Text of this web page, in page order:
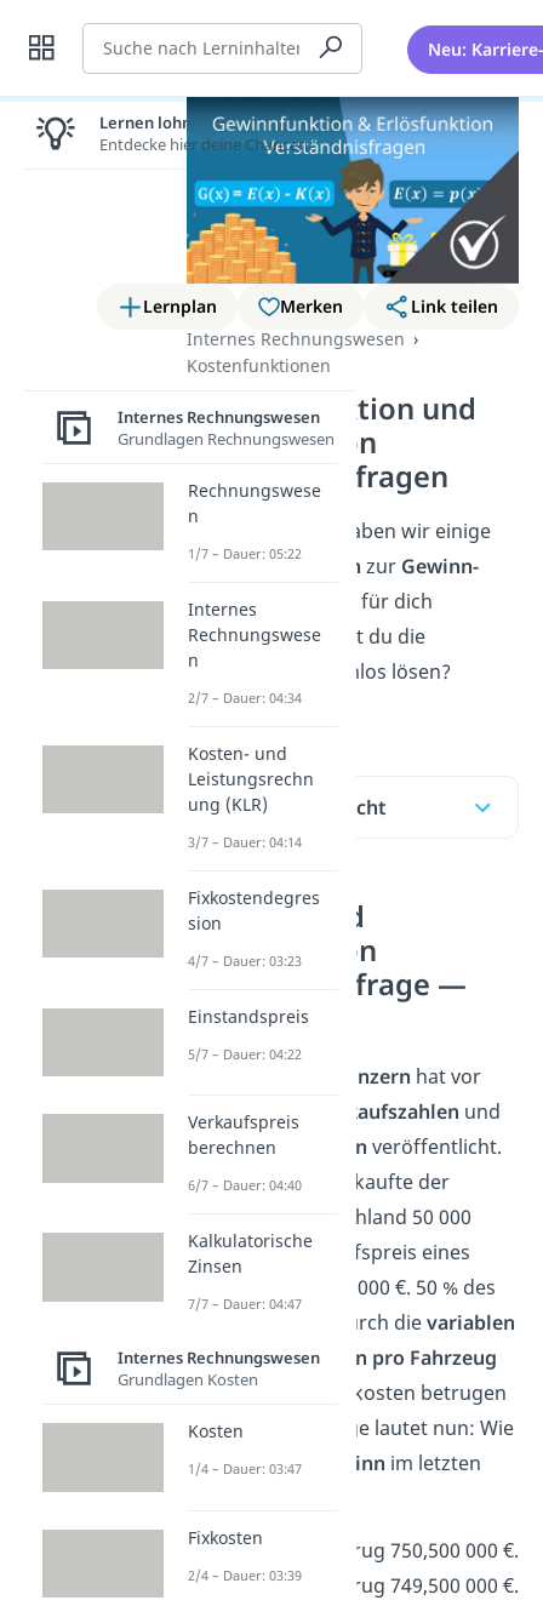
Suche Neu:
Lernplan Merken
Link teilen
Internes Rechnungswesen
Kostenfunktionen
Gewinnfunktion und
Erlösfunktion
Verständnisfragen
In diesem Video haben wir einige
Verständnisfragen zur Gewinn-
undErlösfunktion
für dich
vorbereitet. Kannst du die
Aufgaben problemlos lösen?
Probiere es aus.
Inhaltsübersicht
Gewinn- und
Erlösfunktion
Verständnisfrage —
Gewinn
Autokonzern hat vor
kurzem seine
Verkaufszahlen und
Produktionskosten veröffentlicht.
Im letzten Jahr verkaufte der
Konzern in Deutschland 50 000
Autos. Der Verkaufspreis eines
Wagens lag bei 30 000 €. 50 % des
Preises wurden durch dievariablen
Produktionskosten pro Fahrzeug
abgedeckt. Die Fixkosten betrugen
500 000 €. Die Frage lautet nun: Wie
hoch war der
Gewinn im letzten
A. Der Gewinn betrug 750,500 000 €.
B. Der Gewinn betrug 749,500 000 €.
Lernen lohnt sich!
Entdecke hier deine Chancen.
Internes Rechnungswesen
Grundlagen Rechnungswesen
Rechnungswese
n
1/7 – Dauer: 05:22
Internes
Rechnungswese
n
2/7 – Dauer: 04:34
Kosten- und
Leistungsrechn
ung (KLR)
3/7 – Dauer: 04:14
Fixkostendegres
sion
4/7 – Dauer: 03:23
Einstandspreis
5/7 – Dauer: 04:22
Verkaufspreis
berechnen
6/7 – Dauer: 04:40
Kalkulatorische
Zinsen
7/7 – Dauer: 04:47
Internes Rechnungswesen
Grundlagen Kosten
Kosten
1/4 – Dauer: 03:47
Fixkosten
2/4 – Dauer: 03:39